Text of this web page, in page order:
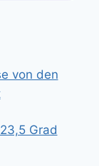
von den
Grad